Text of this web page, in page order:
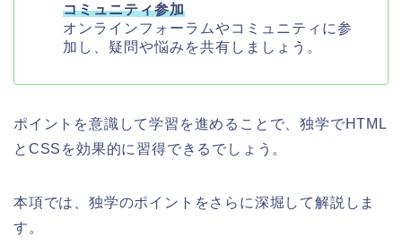
コミュニティ参加
オンラインフォーラムやコミュニティに参
加し、疑問や悩みを共有しましょう。
ポイントを意識して学習を進めることで、独学でHTML
とCSSを効果的に習得できるでしょう。
本項では、独学のポイントをさらに深堀して解説しま
す。